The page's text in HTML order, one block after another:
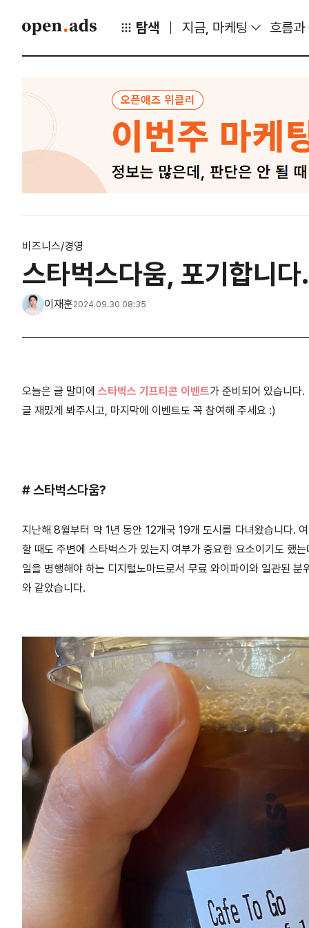
탐색 지금, 마케팅 흐름과
비즈니스/경영
스타벅스다움, 포기합니다.
이재훈2024.09.30 08:35
오늘은 글 말미에 스타벅스 기프티콘 이벤트가 준비되어 있습니다.
글 재밌게 봐주시고, 마지막에 이벤트도 꼭 참여해 주세요 :)
# 스타벅스다움?
지난해 8월부터 약 1년 동안 12개국 19개 도시를 다녀왔습니다.
할 때도 주변에 스타벅스가 있는지 여부가 중요한 요소이기도 했
일을 병행해야 하는 디지털노마드로서 무료 와이파이와 일관된
와 같았습니다.